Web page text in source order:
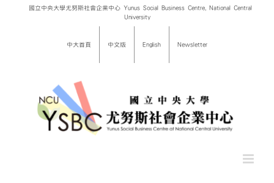
國立中央大學尤努斯社會企業中心 Yunus Social Business Centre, National Central
University
中大首頁 中文版 English Newsletter